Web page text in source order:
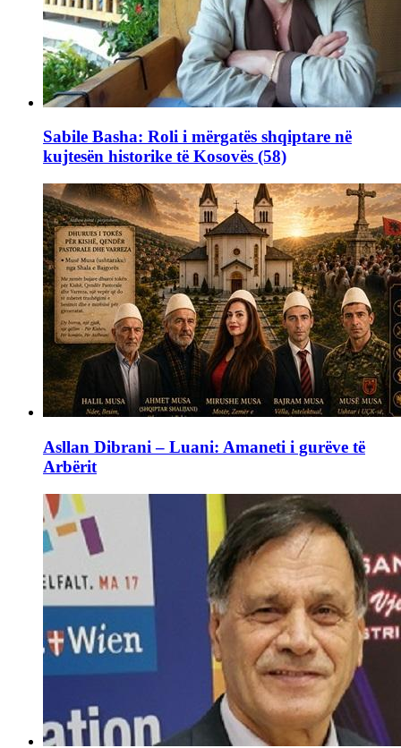
Sabile Basha: Roli i mërgatës shqiptare në
kujtesën historike të Kosovës (58)
Asllan Dibrani – Luani: Amaneti i gurëve të
Arbërit